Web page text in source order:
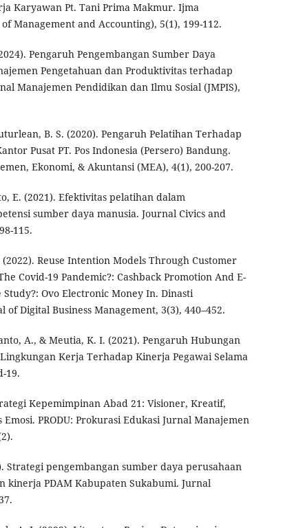
Karyawan Pt. Tani Prima Makmur. Ijma
Management and Accounting), 5(1), 199-112.
Pengaruh Pengembangan Sumber Daya
Pengetahuan dan Produktivitas terhadap
Manajemen Pendidikan dan Ilmu Sosial (JMPIS),
B. S. (2020). Pengaruh Pelatihan Terhadap
Pusat PT. Pos Indonesia (Persero) Bandung.
Ekonomi, & Akuntansi (MEA), 4(1), 200-207.
E. (2021). Efektivitas pelatihan dalam
sumber daya manusia. Journal Civics and
115.
Reuse Intention Models Through Customer
Covid-19 Pandemic?: Cashback Promotion And E-
Study?: Ovo Electronic Money In. Dinasti
Digital Business Management, 3(3), 440–452.
A., & Meutia, K. I. (2021). Pengaruh Hubungan
Kerja Terhadap Kinerja Pegawai Selama
19.
Kepemimpinan Abad 21: Visioner, Kreatif,
PRODU: Prokurasi Edukasi Jurnal Manajemen
Strategi pengembangan sumber daya perusahaan
kinerja PDAM Kabupaten Sukabumi. Jurnal